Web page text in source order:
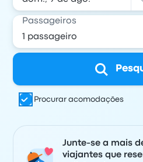
Passageiros
Procurar acomodações
Junte-se a mais
viajantes que